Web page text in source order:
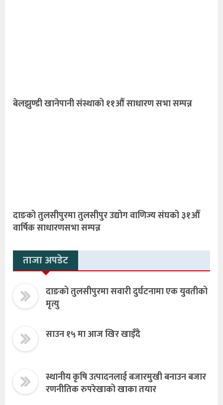
बेलझुण्डी खानेपानी संस्थाको ११औँ साधारण सभा सम्पन्न
दाङको तुलसीपुरमा तुलसीपुर उद्योग वाणिज्य संघको ३१औँ
वार्षिक साधारणसभा सम्पन्न
ताजा अपडेट
दाङको तुलसीपुरमा सवारी दुर्घटनामा एक युवतीको
मृत्यु
साउन १५ मा आज खिर खाइँदै
स्थानीय कृषि उत्पादनलाई बजारमुखी बनाउन बजार
रणनीतिक रुपरेखाको खाका तयार